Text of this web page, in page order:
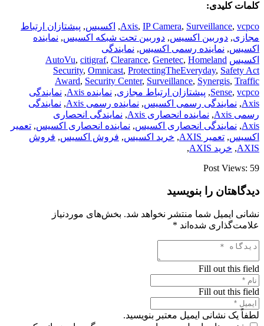
کلمات کلیدی:
Axis, IP Camera, Surveillance, vcpco
, اکسیس, پیشتازان ارتباط
مجازی, دوربین اکسیس, دوربین تحت شبکه اکسیس, نماینده
اکسیس, نماینده رسمی اکسیس, نمایندگی
اکسیس
AutoVu, citigraf, Clearance, Genetec, Homeland
Security, Omnicast, ProtectingTheEveryday, Safety Act
Award, Security Center, Surveillance, Synergis, Traffic
Sense, vcpco
, پیشتازان ارتباط مجازی, نماینده Axis , نمایندگی
Axis
, نمایندگی رسمی اکسیس, نماینده رسمی Axis , نمایندگی
رسمی Axis
, نماینده انحصاری Axis , نمایندگی انحصاری
Axis
, نمایندگی انحصاری اکسیس, نماینده انحصاری اکسیس, تعمیر
اکسیس, تعمیر AXIS , خرید اکسیس, فروش اکسیس, فروش
AXIS
, خرید AXIS
,
Post Views: 59
دیدگاهتان را بنویسید
نشانی ایمیل شما منتشر نخواهد شد. بخش‌های موردنیاز
علامت‌گذاری شده‌اند *
Fill out this field
Fill out this field
لطفاً یک نشانی ایمیل معتبر بنویسید.